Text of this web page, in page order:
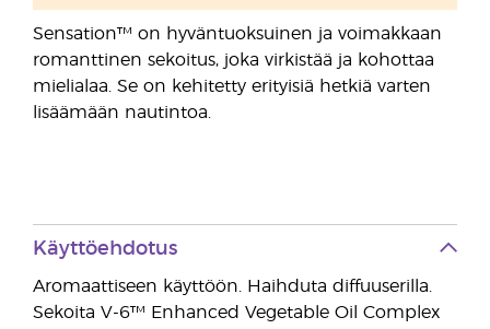
Sensation™ on hyväntuoksuinen ja voimakkaan
romanttinen sekoitus, joka virkistää ja kohottaa
mielialaa. Se on kehitetty erityisiä hetkiä varten
lisäämään nautintoa.
Käyttöehdotus
Aromaattiseen käyttöön. Haihduta diffuuserilla.
Sekoita V-6™ Enhanced Vegetable Oil Complex